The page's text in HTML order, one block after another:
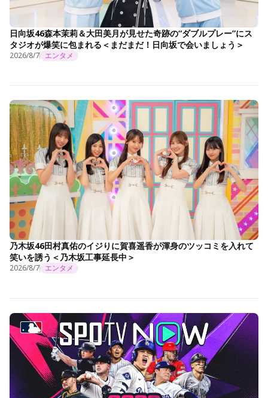
日向坂46森本茉莉＆大田美月が見せた奇跡の“ダブルプレー”にス
タジオが爆笑に包まれる＜まだまだ！日向坂で会いましょう＞
2026/8/7 エンタメ
乃木坂46田村真佑のイジりに賀喜遥香が渾身のツッコミを入れて
笑いを誘う＜乃木坂工事延長中＞
2026/8/7 エンタメ